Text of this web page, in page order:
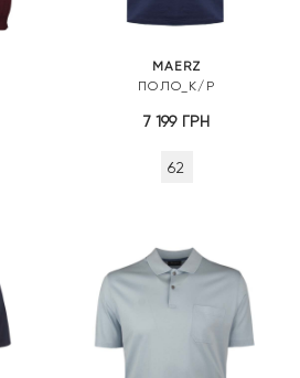
MAERZ
ПОЛО_К/Р
7 199 ГРН
62